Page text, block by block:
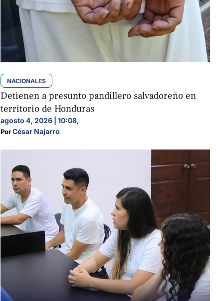
NACIONALES
Detienen a presunto pandillero salvadoreño en
territorio de Honduras
agosto 4, 2026 | 10:08,
Por César Najarro